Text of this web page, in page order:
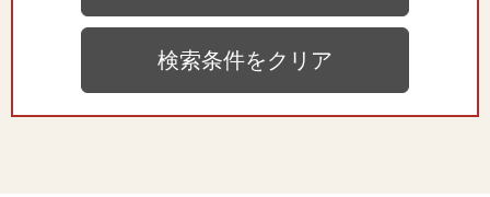
検索条件をクリア